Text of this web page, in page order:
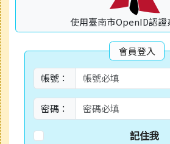
使用臺南市OpenID認證
會員登入
帳號：
密碼：
記住我